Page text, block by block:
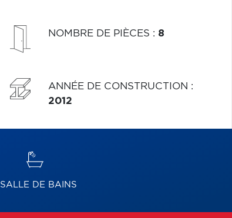
NOMBRE DE PIÈCES : 8
ANNÉE DE CONSTRUCTION :
2012
SALLE DE BAINS